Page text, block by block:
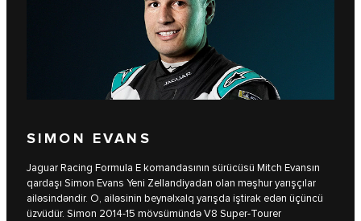
SIMON EVANS
Jaguar Racing Formula E komandasının sürücüsü Mitch Evansın
qardaşı Simon Evans Yeni Zellandiyadan olan məşhur yarışçılar
ailəsindəndir. O, ailəsinin beynəlxalq yarışda iştirak edən üçüncü
üzvüdür. Simon 2014-15 mövsümündə V8 Super-Tourer